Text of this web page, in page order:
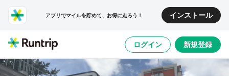
アプリでマイルを貯めて、お得に走ろう！ インストール
ログイン 新規登録